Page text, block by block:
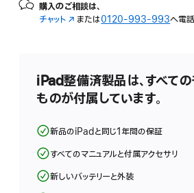
購入のご相談は、
チャット （新
ド
ウ
き
ま
または0120-993-993へ電
iPad整備済製品は、すべて
ものが付属しています。
新品のiPadと同じ1年間の保証
すべてのマニュアルと付属アクセサリ
新しいバッテリーと外装